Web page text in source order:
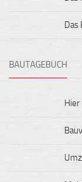
Das
BAUTAGEBUCH